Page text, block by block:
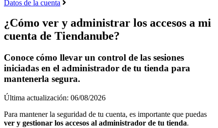
Datos de la cuenta
¿Cómo ver y administrar los accesos a mi
cuenta de Tiendanube?
Conoce cómo llevar un control de las sesiones
iniciadas en el administrador de tu tienda para
mantenerla segura.
Última actualización: 06/08/2026
Para mantener la seguridad de tu cuenta, es importante que puedas
ver y gestionar los accesos al administrador de tu tienda.